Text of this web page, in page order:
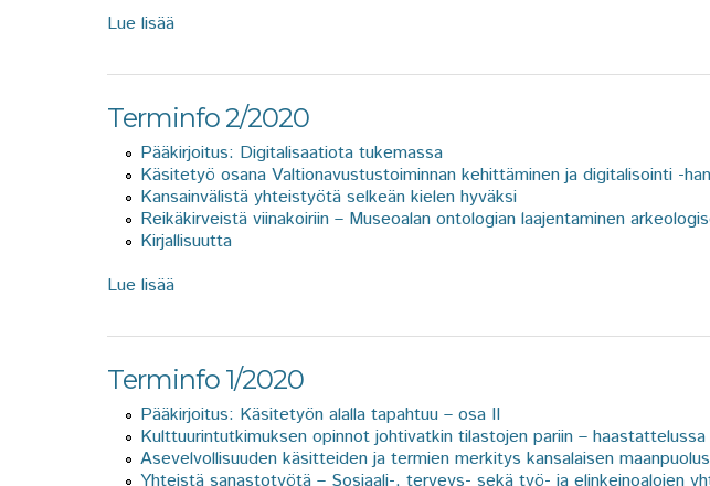
Lue lisää
Terminfo 2/2020
Pääkirjoitus: Digitalisaatiota tukemassa
Käsitetyö osana Valtionavustustoiminnan kehittäminen ja digitalisointi -
Kansainvälistä yhteistyötä selkeän kielen hyväksi
Reikäkirveistä viinakoiriin – Museoalan ontologian laajentaminen
Kirjallisuutta
Lue lisää
Terminfo 1/2020
Pääkirjoitus: Käsitetyön alalla tapahtuu – osa II
Kulttuurintutkimuksen opinnot johtivatkin tilastojen pariin –
Asevelvollisuuden käsitteiden ja termien merkitys kansalaisen
Yhteistä sanastotyötä – Sosiaali-, terveys- sekä työ- ja elinkeinoalojen